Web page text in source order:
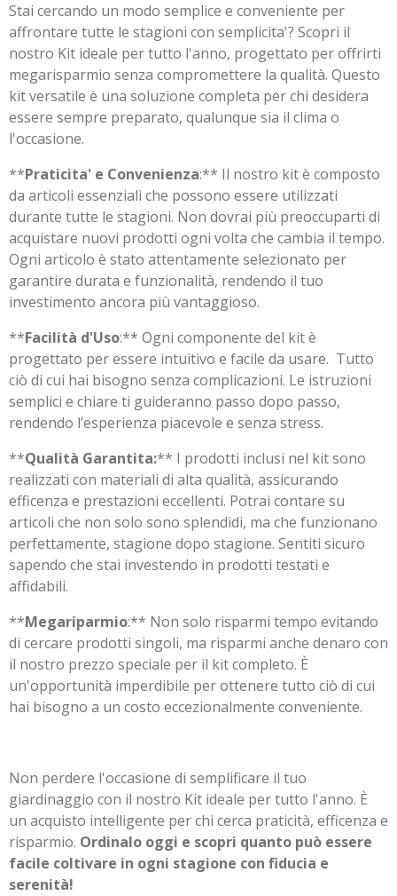
Stai cercando un modo semplice e conveniente per
affrontare tutte le stagioni con semplicita'? Scopri il
nostro Kit ideale per tutto l'anno, progettato per offrirti
megarisparmio senza compromettere la qualità. Questo
kit versatile è una soluzione completa per chi desidera
essere sempre preparato, qualunque sia il clima o
l'occasione.
**Praticita' e Convenienza:** Il nostro kit è composto
da articoli essenziali che possono essere utilizzati
durante tutte le stagioni. Non dovrai più preoccuparti di
acquistare nuovi prodotti ogni volta che cambia il tempo.
Ogni articolo è stato attentamente selezionato per
garantire durata e funzionalità, rendendo il tuo
investimento ancora più vantaggioso.
**Facilità d'Uso:** Ogni componente del kit è
progettato per essere intuitivo e facile da usare. Tutto
ciò di cui hai bisogno senza complicazioni. Le istruzioni
semplici e chiare ti guideranno passo dopo passo,
rendendo l’esperienza piacevole e senza stress.
**Qualità Garantita:** I prodotti inclusi nel kit sono
realizzati con materiali di alta qualità, assicurando
efficenza e prestazioni eccellenti. Potrai contare su
articoli che non solo sono splendidi, ma che funzionano
perfettamente, stagione dopo stagione. Sentiti sicuro
sapendo che stai investendo in prodotti testati e
affidabili.
**Megariparmio:** Non solo risparmi tempo evitando
di cercare prodotti singoli, ma risparmi anche denaro con
il nostro prezzo speciale per il kit completo. È
un'opportunità imperdibile per ottenere tutto ciò di cui
hai bisogno a un costo eccezionalmente conveniente.
Non perdere l'occasione di semplificare il tuo
giardinaggio con il nostro Kit ideale per tutto l'anno. È
un acquisto intelligente per chi cerca praticità, efficenza e
risparmio. Ordinalo oggi e scopri quanto può essere
facile coltivare in ogni stagione con fiducia e
serenità!